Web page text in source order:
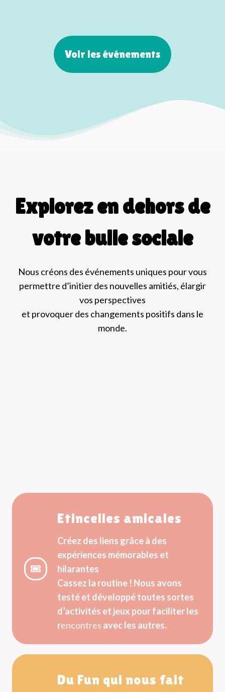
Voir les événements
Explorez en dehors de
votre bulle sociale
Nous créons des événements uniques pour vous
permettre d’initier des nouvelles amitiés, élargir
vos perspectives
et provoquer des changements positifs dans le
monde.
Etincelles amicales
Créez des liens grâce à des
expériences mémorables et
hilarantes
Cassez la routine ! Nous avons
testé et développé toutes sortes
d’activités et jeux pour faciliter les
rencontres avec les autres.
Du Fun qui nous fait